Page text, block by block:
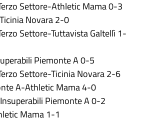
Settore-Athletic Mama 0-3
Novara 2-0
Settore-Tuttavista Galtellì 1-
Piemonte A 0-5
Settore-Ticinia Novara 2-6
A-Athletic Mama 4-0
Piemonte A 0-2
Mama 1-1